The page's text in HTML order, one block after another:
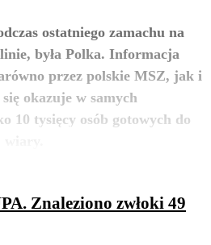
ostatniego zamachu na
była Polka. Informacja
przez polskie MSZ, jak i
okazuje w samych
10 tysięcy osób gotowych do
zobacz więcej
Znaleziono zwłoki 49